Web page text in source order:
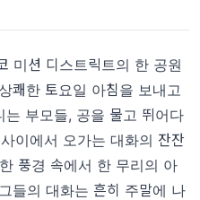
미션 디스트릭트의 한 공원
쾌한 토요일 아침을 보내고
는 부모들, 공을 물고 뛰어다
이에서 오가는 대화의 잔잔
풍경 속에서 한 무리의 아
들의 대화는 흔히 주말에 나